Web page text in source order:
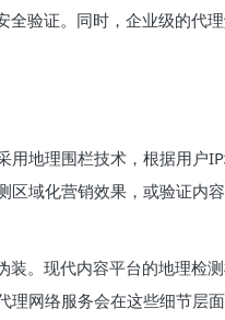
验证。同时，企业级的代
地理围栏技术，根据用户
区域化营销效果，或验证内
。现代内容平台的地理检测
理网络服务会在这些细节层